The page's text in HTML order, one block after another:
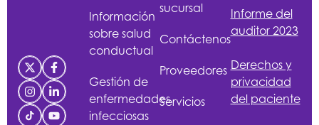
Información
sobre salud
conductual
Gestión de
enfermedades
infecciosas
sucursal
Contáctenos
Proveedores
Servicios
Informe del
auditor 2023
Derechos y
privacidad
del paciente